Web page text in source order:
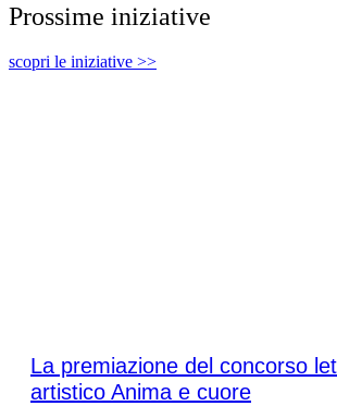
Prossime iniziative
scopri le iniziative >>
La premiazione del concorso
artistico Anima e cuore